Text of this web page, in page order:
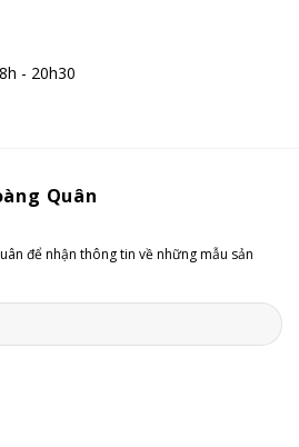
- 20h30
Quân
để nhận thông tin về những mẫu sản